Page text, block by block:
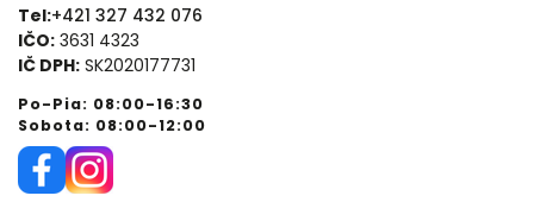
Tel:+421 327 432 076
IČO: 3631 4323
IČ DPH: SK2020177731
Po-Pia: 08:00-16:30
Sobota: 08:00-12:00